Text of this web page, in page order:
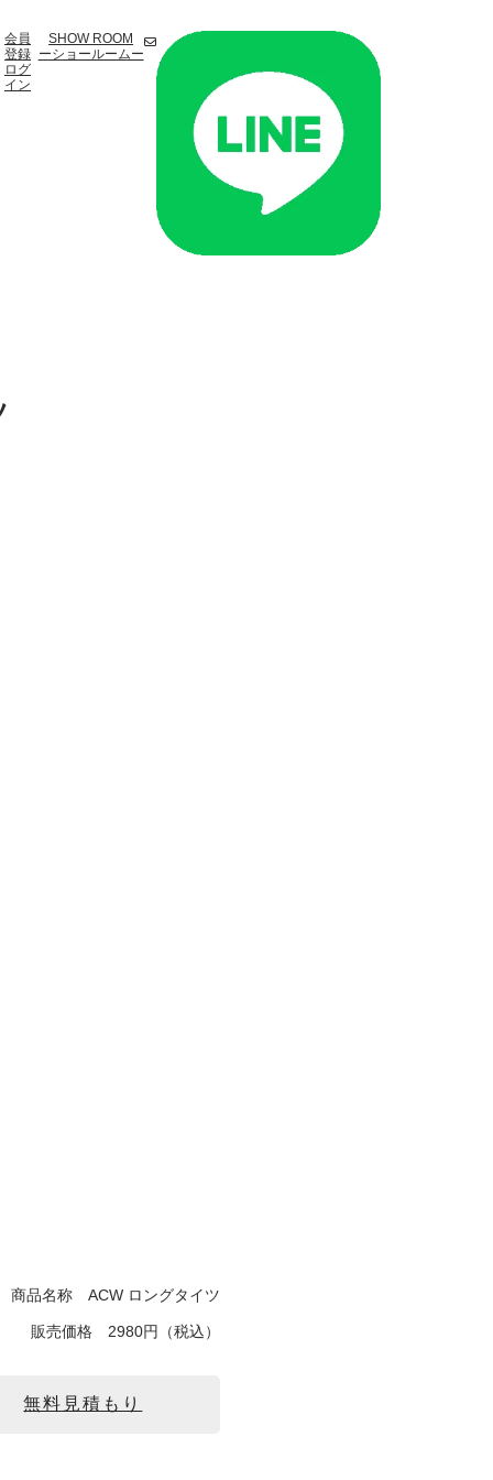
会員
登録
ログ
イン
SHOW ROOM
ーショールームー
商品名称 ACW ロングタイツ
販売価格 2980円（税込）
無料見積もり